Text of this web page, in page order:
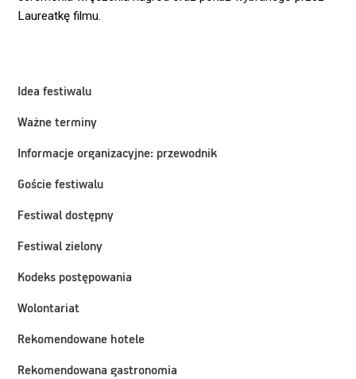
Idea festiwalu
Ważne terminy
Informacje organizacyjne: przewodnik
Goście festiwalu
Festiwal dostępny
Festiwal zielony
Kodeks postępowania
Wolontariat
Rekomendowane hotele
Rekomendowana gastronomia
Laureatkę filmu.